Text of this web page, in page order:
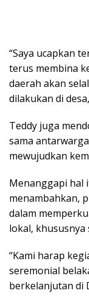
“Saya ucapkan
terus membina
daerah akan
dilakukan di
Teddy juga
sama
mewujudkan
Menanggapi hal
menambahkan,
dalam
lokal,
“Kami harap
seremonial
berkelanjutan di